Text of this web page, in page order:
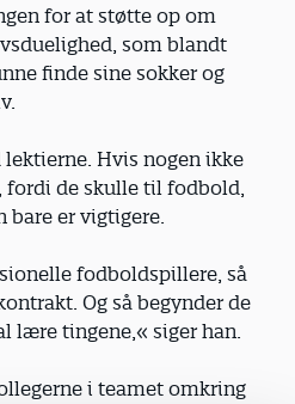
for at støtte op om
som blandt
finde sine sokker og
Hvis nogen ikke
fordi de skulle til fodbold,
bare er vigtigere.
fodboldspillere, så
Og så begynder de
lære tingene,« siger han.
i teamet omkring